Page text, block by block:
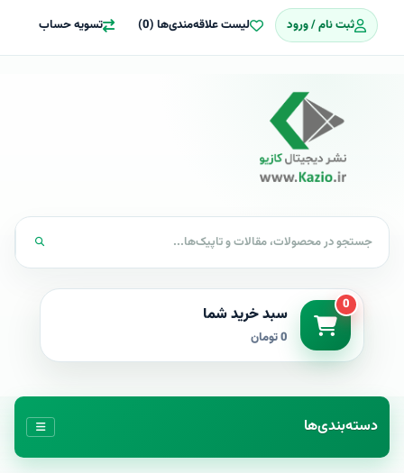
ثبت نام / ورود لیست علاقه‌مندی‌ها (0) تسویه حساب
0 سبد خرید شما
0 تومان
دسته‌بندی‌ها